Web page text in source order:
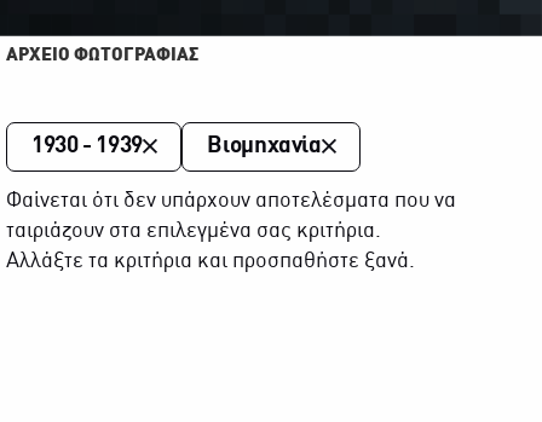
ΑΡΧΕΙΟ ΦΩΤΟΓΡΑΦΙΑΣ
1930 - 1939 Βιομηχανία
Φαίνεται ότι δεν υπάρχουν αποτελέσματα που να
ταιριάζουν στα επιλεγμένα σας κριτήρια.
Αλλάξτε τα κριτήρια και προσπαθήστε ξανά.